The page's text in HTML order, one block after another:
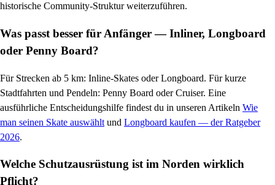
historische Community-Struktur weiterzuführen.
Was passt besser für Anfänger — Inliner, Longboard
oder Penny Board?
Für Strecken ab 5 km: Inline-Skates oder Longboard. Für kurze
Stadtfahrten und Pendeln: Penny Board oder Cruiser. Eine
ausführliche Entscheidungshilfe findest du in unseren Artikeln Wie
man seinen Skate auswählt und Longboard kaufen — der Ratgeber
2026.
Welche Schutzausrüstung ist im Norden wirklich
Pflicht?